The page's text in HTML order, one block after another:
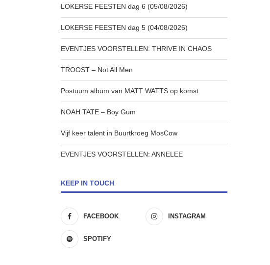
LOKERSE FEESTEN dag 6 (05/08/2026)
LOKERSE FEESTEN dag 5 (04/08/2026)
EVENTJES VOORSTELLEN: THRIVE IN CHAOS
TROOST – Not All Men
Postuum album van MATT WATTS op komst
NOAH TATE – Boy Gum
Vijf keer talent in Buurtkroeg MosCow
EVENTJES VOORSTELLEN: ANNELEE
KEEP IN TOUCH
FACEBOOK INSTAGRAM
SPOTIFY